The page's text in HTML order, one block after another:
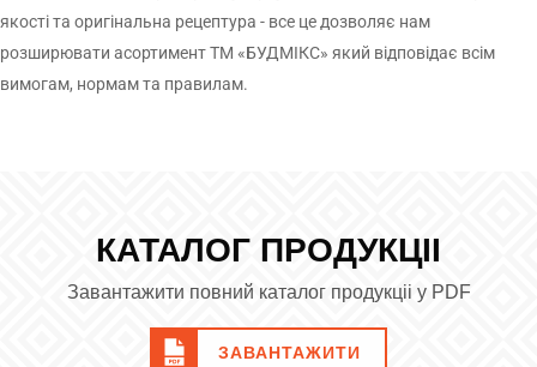
якості та оригінальна рецептура - все це дозволяє нам
розширювати асортимент ТМ «БУДМІКС» який відповідає всім
вимогам, нормам та правилам.
КАТАЛОГ ПРОДУКЦІІ
Завантажити повний каталог продукціі у PDF
ЗАВАНТАЖИТИ